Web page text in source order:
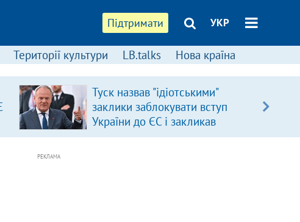
Підтримати УКР
Території культури LB.talks Нова країна
Туск назвав "ідіотськими"
заклики заблокувати вступ
України до ЄС і закликав
припинити антиукраїнську
РЕКЛАМА